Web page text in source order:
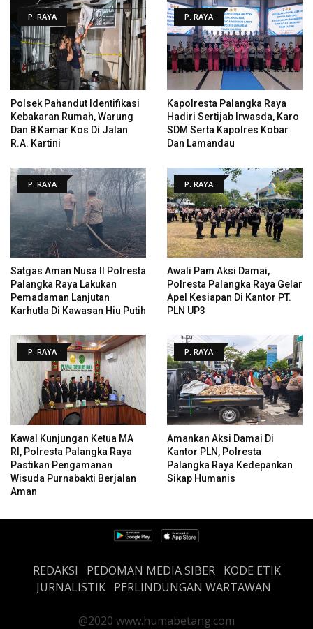
P. RAYA
Polsek Pahandut Identifikasi
Kebakaran Rumah, Warung
Dan 8 Kamar Kos Di Jalan
R.A. Kartini
P. RAYA
Kapolresta Palangka Raya
Hadiri Sertijab Irwasda, Karo
SDM Serta Kapolres Kobar
Dan Lamandau
P. RAYA
Satgas Aman Nusa II Polresta
Palangka Raya Lakukan
Pemadaman Lanjutan
Karhutla Di Kawasan Hiu Putih
P. RAYA
Awali Pam Aksi Damai,
Polresta Palangka Raya Gelar
Apel Kesiapan Di Kantor PT.
PLN UP3
P. RAYA
Kawal Kunjungan Ketua MA
RI, Polresta Palangka Raya
Pastikan Pengamanan
Wisuda Purnabakti Berjalan
Aman
P. RAYA
Amankan Aksi Damai Di
Kantor PLN, Polresta
Palangka Raya Kedepankan
Sikap Humanis
REDAKSI PEDOMAN MEDIA SIBER
KODE ETIK
JURNALISTIK PERLINDUNGAN WARTAWAN
@2020 www.humabetang.com